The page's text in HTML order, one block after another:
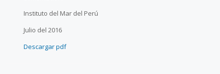
Instituto del Mar del Perú
Julio del 2016
Descargar pdf